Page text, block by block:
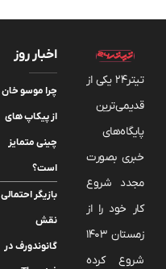
تیتر24 یکی از
قدیمی‌ترین
پایگاه‌های
خبری بصورت
مجدد شروع
کار خود را از
زمستان 1403
شروع کرده
اخبار روز
چرا موسو خان
از پیکاپ های
چینی متمایز
است؟
بازیگر احتمالی
نقش
گانوندورف در